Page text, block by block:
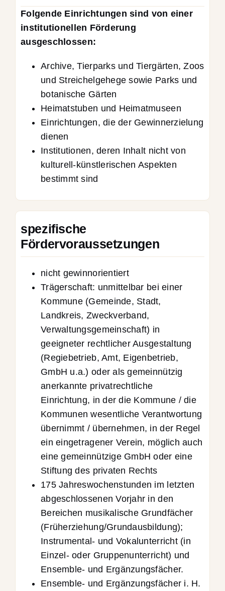
Folgende Einrichtungen sind von einer
institutionellen Förderung
ausgeschlossen:
Archive, Tierparks und Tiergärten, Zoos
und Streichelgehege sowie Parks und
botanische Gärten
Heimatstuben und Heimatmuseen
Einrichtungen, die der Gewinnerzielung
dienen
Institutionen, deren Inhalt nicht von
kulturell-künstlerischen Aspekten
bestimmt sind
spezifische
Fördervoraussetzungen
nicht gewinnorientiert
Trägerschaft: unmittelbar bei einer
Kommune (Gemeinde, Stadt,
Landkreis, Zweckverband,
Verwaltungsgemeinschaft) in
geeigneter rechtlicher Ausgestaltung
(Regiebetrieb, Amt, Eigenbetrieb,
GmbH u.a.) oder als gemeinnützig
anerkannte privatrechtliche
Einrichtung, in der die Kommune / die
Kommunen wesentliche Verantwortung
übernimmt / übernehmen, in der Regel
ein eingetragener Verein, möglich auch
eine gemeinnützige GmbH oder eine
Stiftung des privaten Rechts
175 Jahreswochenstunden im letzten
abgeschlossenen Vorjahr in den
Bereichen musikalische Grundfächer
(Früherziehung/Grundausbildung);
Instrumental- und Vokalunterricht (in
Einzel- oder Gruppenunterricht) und
Ensemble- und Ergänzungsfächer.
Ensemble- und Ergänzungsfächer i. H.